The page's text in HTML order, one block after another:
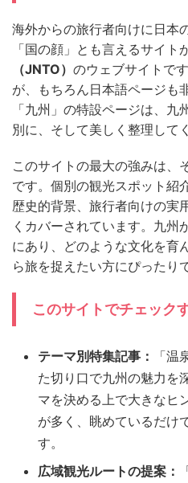
海外からの旅行者向けに日本
「国の顔」とも言えるサイト
（JNTO） のウェブサイトで
が、もちろん日本語ページも
「九州」の特設ページは、
別に、そして美しく整理して
このサイトの最大の強みは、
です。個別の観光スポット紹
歴史的背景、旅行者向けの実
くカバーされています。九州
にあり、どのような文化を育
ら旅を捉えたい方にぴったり
このサイトでチェック
テーマ別特集記事：
「
た切り口で九州の魅力を
マを決める上で大きなヒ
が多く、眺めているだけ
す。
広域観光ルートの提案：